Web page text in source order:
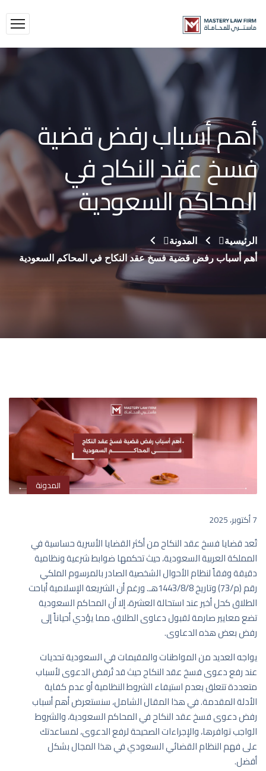
أهم أسباب رفض قضية
فسخ عقد النكاح في
المحاكم السعودية
الرئيسية
المدونة
أهم أسباب رفض قضية فسخ عقد النكاح في المحاكم السعودية
المدونة
7 أكتوبر، 2025
تُعد قضايا فسخ عقد النكاح من أكثر القضايا الأسرية حساسية في
المملكة العربية السعودية، حيث تحكمها ضوابط شرعية ونظامية
دقيقة وفقاً لنظام الأحوال الشخصية الصادر بالمرسوم الملكي
رقم (م/73) وتاريخ 1443/8/8هـ. ورغم أن الشريعة الإسلامية أباحت
الطلاق كحل أخير عند استحالة العشرة، إلا أن المحاكم السعودية
تضع معايير صارمة لقبول دعاوى الطلاق، مما يؤدي أحياناً إلى
رفض بعض هذه الدعاوى.
يواجه العديد من المواطنات والمقيمات في السعودية تحديات
عند رفع دعوى فسخ عقد النكاح حيث قد تُرفض الدعوى لأسباب
متعددة تتعلق بعدم استيفاء الشروط النظامية أو عدم كفاية
الأدلة المقدمة. في هذا المقال الشامل، سنستعرض أهم أسباب
رفض دعوى فسخ عقد النكاح في المحاكم السعودية، والشروط
الواجب توافرها، والإجراءات الصحيحة لرفع الدعوى، لمساعدتك
على فهم النظام القضائي السعودي في هذا المجال بشكل
أفضل.